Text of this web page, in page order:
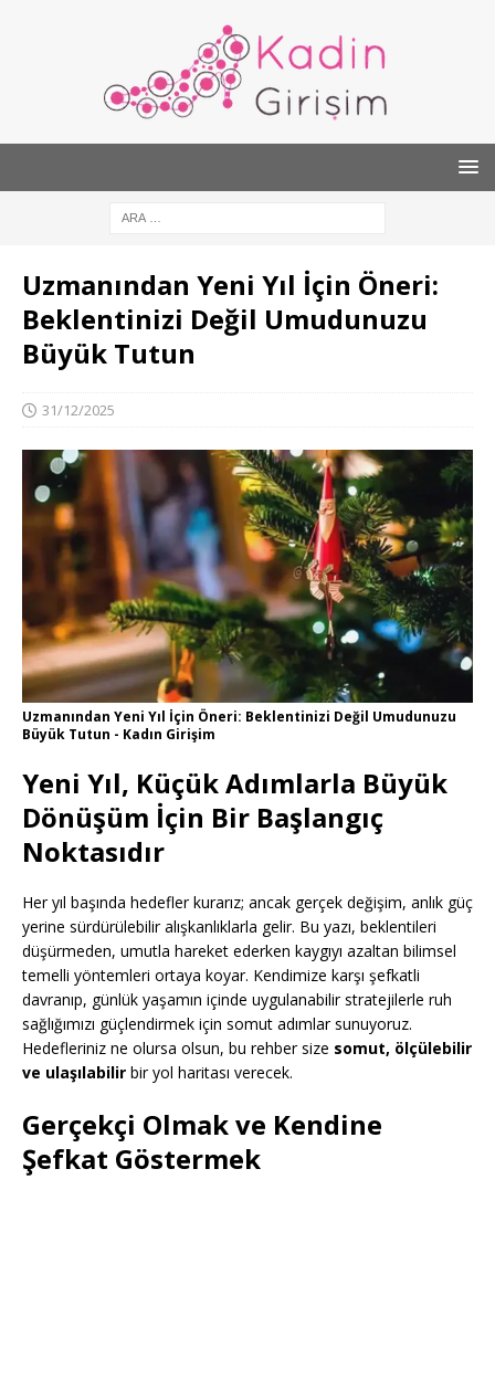
Uzmanından Yeni Yıl İçin Öneri:
Beklentinizi Değil Umudunuzu
Büyük Tutun
31/12/2025
Uzmanından Yeni Yıl İçin Öneri: Beklentinizi Değil Umudunuzu
Büyük Tutun - Kadın Girişim
Yeni Yıl, Küçük Adımlarla Büyük
Dönüşüm İçin Bir Başlangıç
Noktasıdır
Her yıl başında hedefler kurarız; ancak gerçek değişim, anlık güç
yerine sürdürülebilir alışkanlıklarla gelir. Bu yazı, beklentileri
düşürmeden, umutla hareket ederken kaygıyı azaltan bilimsel
temelli yöntemleri ortaya koyar. Kendimize karşı şefkatli
davranıp, günlük yaşamın içinde uygulanabilir stratejilerle ruh
sağlığımızı güçlendirmek için somut adımlar sunuyoruz.
Hedefleriniz ne olursa olsun, bu rehber size somut, ölçülebilir
ve ulaşılabilir bir yol haritası verecek.
Gerçekçi Olmak ve Kendine
Şefkat Göstermek